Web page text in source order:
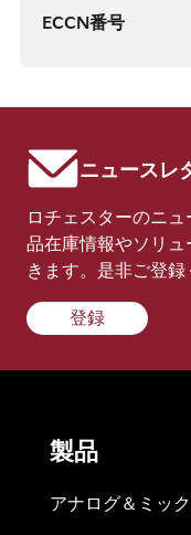
ECCN番号
ニュースレ
ロチェスターのニ
品在庫情報やソリ
きます。是非ご登録
登録
製品
アナログ＆ミッ